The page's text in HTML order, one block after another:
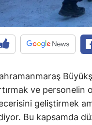
ve personelin
geliştirmek
Bu kapsamda